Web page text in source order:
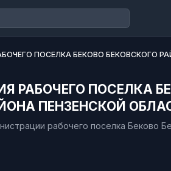
ПОСЕЛКА БЕКОВО БЕКОВСКОГО
РАБОЧЕГО ПОСЕЛКА
ПЕНЗЕНСКОЙ
рабочего поселка Беково